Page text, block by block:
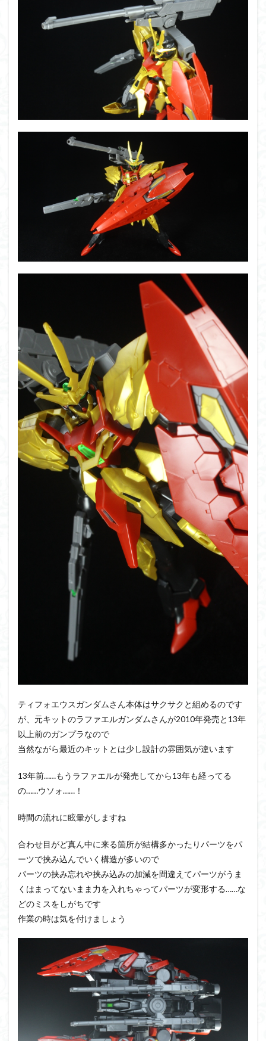
ティフォエウスガンダムさん本体はサクサクと組めるのです
が、元キットのラファエルガンダムさんが2010年発売と13年
以上前のガンプラなので
当然ながら最近のキットとは少し設計の雰囲気が違います
13年前……もうラファエルが発売してから13年も経ってる
の……ウソォ……！
時間の流れに眩暈がしますね
合わせ目がど真ん中に来る箇所が結構多かったりパーツをパ
ーツで挟み込んでいく構造が多いので
パーツの挟み忘れや挟み込みの加減を間違えてパーツがうま
くはまってないまま力を入れちゃってパーツが変形する……な
どのミスをしがちです
作業の時は気を付けましょう